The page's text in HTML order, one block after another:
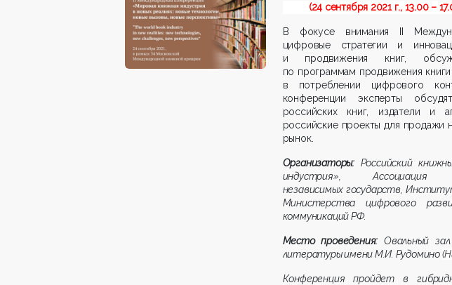
(24 сентября 2021 г., 13.00 –
В фокусе внимания II
цифровые стратегии и
и продвижения книг,
по программам продвижения
в потреблении цифрового
конференции эксперты
российских книг, издатели и
российские проекты для продажи
рынок.
Организаторы:Российский
индустрия», Ассоциация
независимых государств,
Министерства цифрового
коммуникаций РФ.
Место проведения: Овальный
литературы имени М.И. Рудомино
Конференция пройдет в